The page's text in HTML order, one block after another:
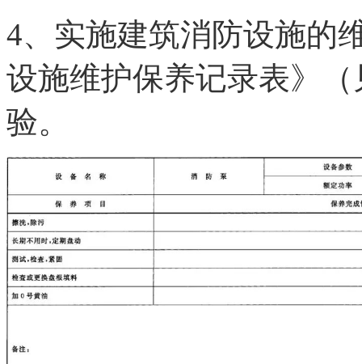
4、实施建筑消防设施的
设施维护保养记录表》
验。